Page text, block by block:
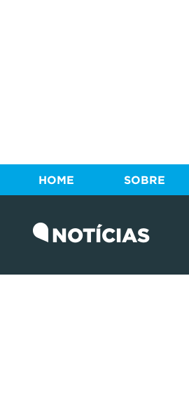
HOME SOBRE
NOTÍCIAS